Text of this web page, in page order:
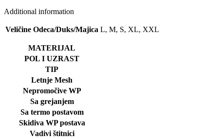
Additional information
Veličine Odeca/Duks/Majica L, M, S, XL, XXL
MATERIJAL
POL I UZRAST
TIP
Letnje Mesh
Nepromočive WP
Sa grejanjem
Sa termo postavom
Skidiva WP postava
Vadivi štitnici